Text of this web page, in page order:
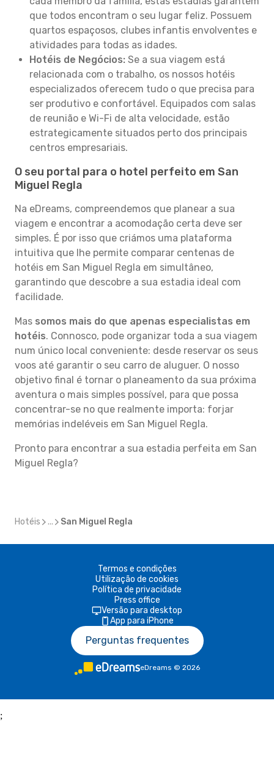
que todos encontram o seu lugar feliz. Possuem
quartos espaçosos, clubes infantis envolventes e
atividades para todas as idades.
Hotéis de Negócios: Se a sua viagem está
relacionada com o trabalho, os nossos hotéis
especializados oferecem tudo o que precisa para
ser produtivo e confortável. Equipados com salas
de reunião e Wi-Fi de alta velocidade, estão
estrategicamente situados perto dos principais
centros empresariais.
O seu portal para o hotel perfeito em San
Miguel Regla
Na eDreams, compreendemos que planear a sua
viagem e encontrar a acomodação certa deve ser
simples. É por isso que criámos uma plataforma
intuitiva que lhe permite comparar centenas de
hotéis em San Miguel Regla em simultâneo,
garantindo que descobre a sua estadia ideal com
facilidade.
Mas somos mais do que apenas especialistas em
hotéis. Connosco, pode organizar toda a sua viagem
num único local conveniente: desde reservar os seus
voos até garantir o seu carro de aluguer. O nosso
objetivo final é tornar o planeamento da sua próxima
aventura o mais simples possível, para que possa
concentrar-se no que realmente importa: forjar
memórias indeléveis em San Miguel Regla.
Pronto para encontrar a sua estadia perfeita em San
Miguel Regla?
Hotéis ... San Miguel Regla
Termos e condições
Utilização de cookies
Política de privacidade
Press office
Versão para desktop
App para iPhone
Perguntas frequentes
eDreams © 2026
;